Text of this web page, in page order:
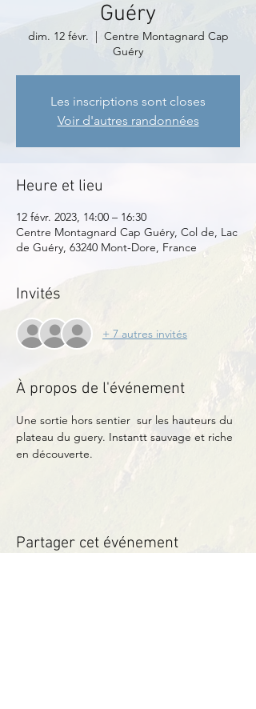
Guéry
dim. 12 févr.
  |
Centre Montagnard Cap
Guéry
Les inscriptions sont closes
Voir d'autres randonnées
Heure et lieu
12 févr. 2023, 14:00 – 16:30
Centre Montagnard Cap Guéry, Col de, Lac
de Guéry, 63240 Mont-Dore, France
Invités
+ 7 autres invités
À propos de l'événement
Une sortie hors sentier  sur les hauteurs du
plateau du guery. Instantt sauvage et riche
en découverte.
Partager cet événement